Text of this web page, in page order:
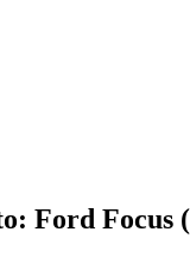
Ford Focus